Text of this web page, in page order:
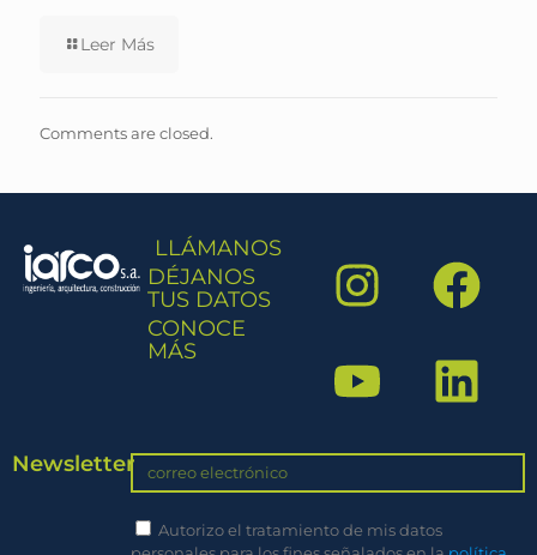
Leer Más
Comments are closed.
LLÁMANOS
DÉJANOS
TUS DATOS
CONOCE
MÁS
Newsletter
Autorizo el tratamiento de mis datos